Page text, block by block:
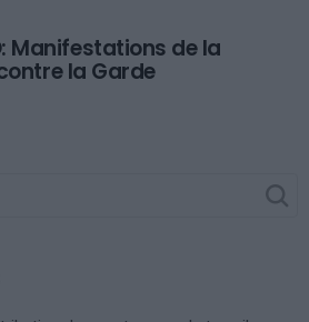
Manifestations de la
la Garde